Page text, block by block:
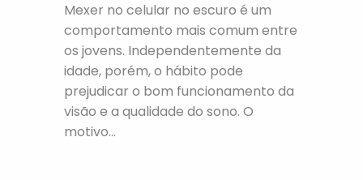
Mexer no celular no escuro é um
comportamento mais comum entre
os jovens. Independentemente da
idade, porém, o hábito pode
prejudicar o bom funcionamento da
visão e a qualidade do sono. O
motivo...